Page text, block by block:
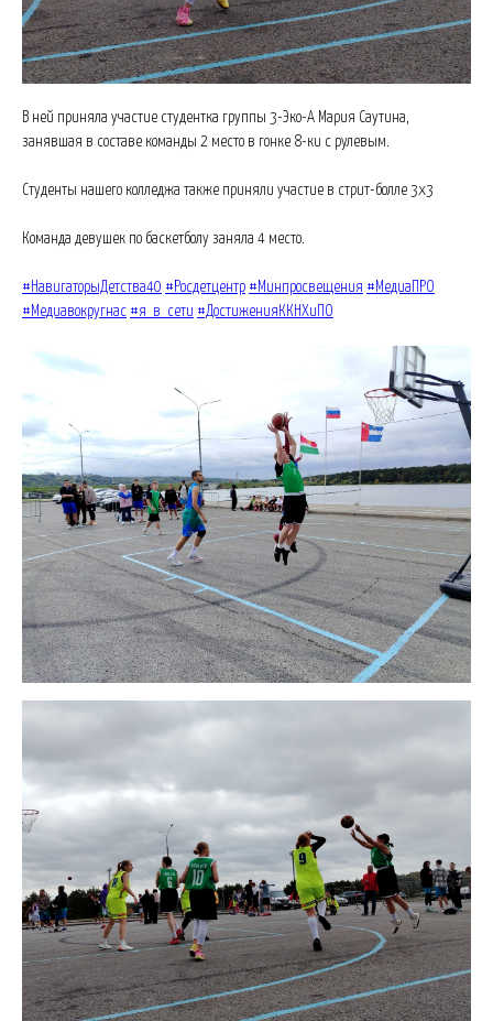
В ней приняла участие студентка группы 3-Эко-А Мария Саутина,
занявшая в составе команды 2 место в гонке 8-ки с рулевым.
Студенты нашего колледжа также приняли участие в стрит-болле 3х3
Команда девушек по баскетболу заняла 4 место.
#НавигаторыДетства40 #Росдетцентр #Минпросвещения #МедиаПРО
#Медиавокругнас #я_в_сети #ДостиженияККНХиПО